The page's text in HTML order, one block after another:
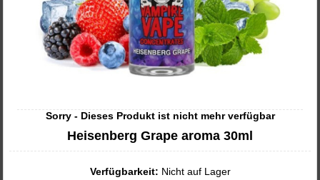
Sorry - Dieses Produkt ist nicht mehr verfügbar
Heisenberg Grape aroma 30ml
Verfügbarkeit: Nicht auf Lager